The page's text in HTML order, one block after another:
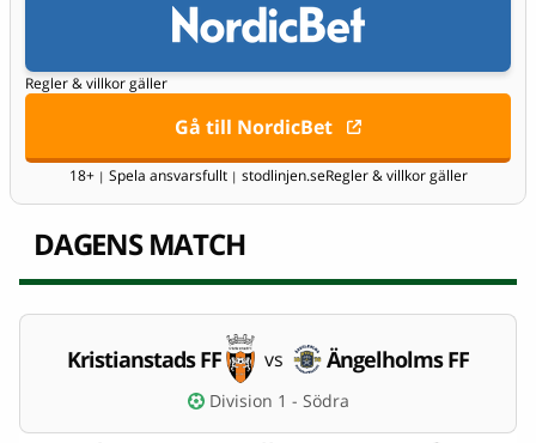
Regler & villkor gäller
Gå till NordicBet
18+ | Spela ansvarsfullt | stodlinjen.seRegler & villkor gäller
DAGENS MATCH
Kristianstads FF vs Ängelholms FF
Division 1 - Södra